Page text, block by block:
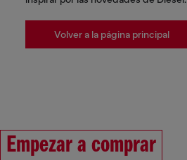
Volver a la página principal
Empezar a comprar